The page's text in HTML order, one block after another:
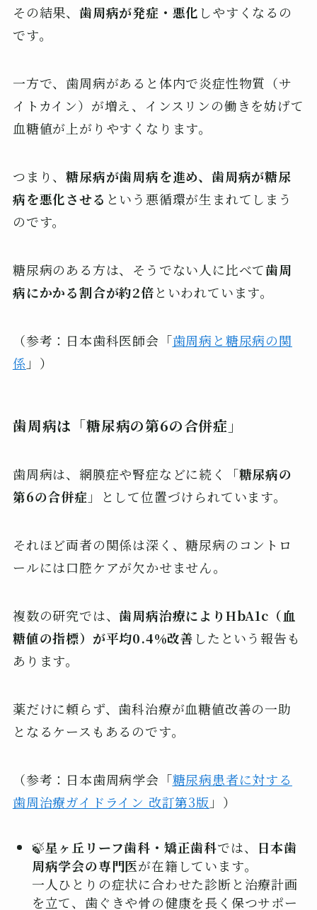
その結果、 歯周病が発症・悪化 しやすくなるの
です。
一方で、歯周病があると体内で炎症性物質（サ
イトカイン）が増え、インスリンの働きを妨げて
血糖値が上がりやすくなります。
つまり、糖尿病が歯周病を進め、歯周病が糖尿
病を悪化させる という悪循環が生まれてしまう
のです。
糖尿病のある方は、そうでない人に比べて歯周
病にかかる割合が約2倍といわれています。
（参考：日本歯科医師会「歯周病と糖尿病の関
係 」）
歯周病は「糖尿病の第6の合併症」
歯周病は、網膜症や腎症などに続く「糖尿病の
第6の合併症 」として位置づけられています。
それほど両者の関係は深く、糖尿病のコントロ
ールには口腔ケアが欠かせません。
複数の研究では、歯周病治療によりHbA1c（血
糖値の指標）が平均0.4％改善 したという報告も
あります。
薬だけに頼らず、歯科治療が血糖値改善の一助
となるケースもあるのです。
（参考：日本歯周病学会「糖尿病患者に対する
歯周治療ガイドライン 改訂第3版 」）
🍃星ヶ丘リーフ歯科・矯正歯科では、
日本歯
周病学会の専門医が在籍しています。
一人ひとりの症状に合わせた診断と治療計画
を立て、歯ぐきや骨の健康を長く保つサポー